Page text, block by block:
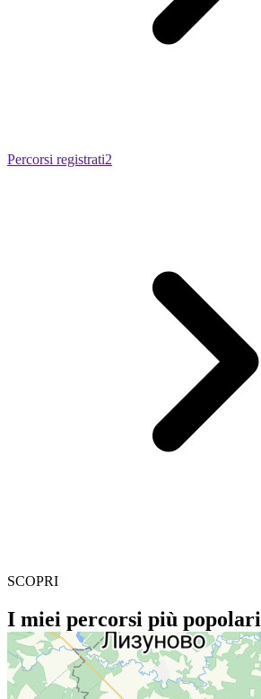
Percorsi registrati2
SCOPRI
I miei percorsi più popolari